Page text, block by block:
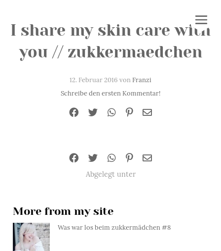
I share my skin care with
you // zukkermaedchen
12. Februar 2016 vonFranzi
Schreibe den ersten Kommentar!
Abgelegt unter
More from my site
Was war los beim zukkermädchen #8